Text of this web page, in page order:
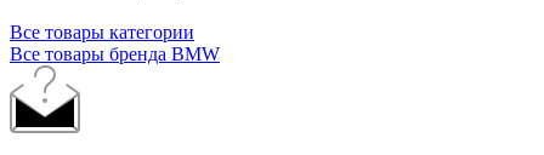
Все товары категории
Все товары бренда BMW